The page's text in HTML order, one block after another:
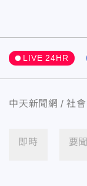
LIVE 24HR
中天新聞網 社會
即時 要聞